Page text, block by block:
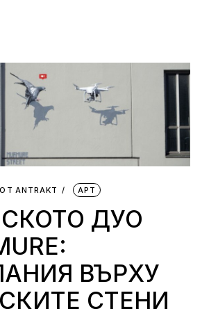
ОТ АNTRAKT АРТ
ДУО
ВЪРХУ
СТЕНИ